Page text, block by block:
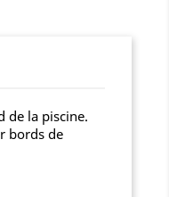
de la piscine.
bords de